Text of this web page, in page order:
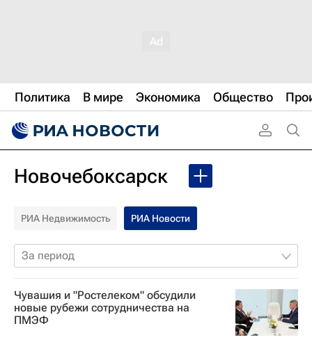
Политика В мире Экономика Общество
Новочебоксарск
РИА Недвижимость РИА Новости
За период
Чувашия и "Ростелеком" обсудили
новые рубежи сотрудничества на
ПМЭФ